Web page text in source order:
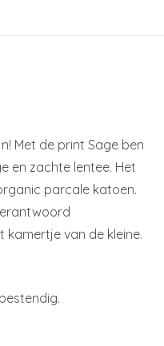
Met de print Sage ben
en zachte lentee. Het
parcale katoen.
kamertje van de kleine.